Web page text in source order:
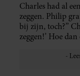
Charles had al
zeggen. Philip
bij zijn, toch?”
zeggen!’ Hoe